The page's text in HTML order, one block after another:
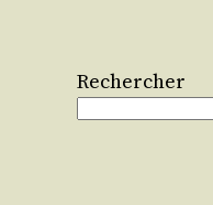
Rechercher